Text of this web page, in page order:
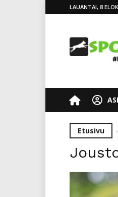
LAUANTAI, 8
Etusivu